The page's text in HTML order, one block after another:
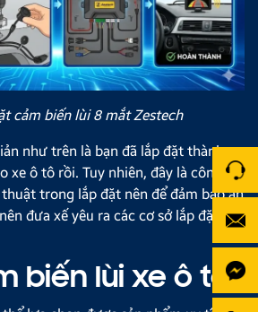
cảm biến lùi 8 mắt Zestech
như trên là bạn đã lắp đặt thành
xe ô tô rồi. Tuy nhiên, đây là công
trong lắp đặt nên để đảm bảo an
đưa xế yêu ra các cơ sở lắp đặt uy
biến lùi xe ô tô